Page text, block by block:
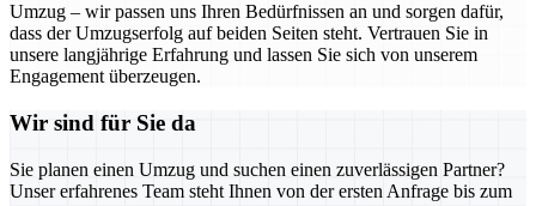
Umzug – wir passen uns Ihren Bedürfnissen an und sorgen dafür,
dass der Umzugserfolg auf beiden Seiten steht. Vertrauen Sie in
unsere langjährige Erfahrung und lassen Sie sich von unserem
Engagement überzeugen.
Wir sind für Sie da
Sie planen einen Umzug und suchen einen zuverlässigen Partner?
Unser erfahrenes Team steht Ihnen von der ersten Anfrage bis zum